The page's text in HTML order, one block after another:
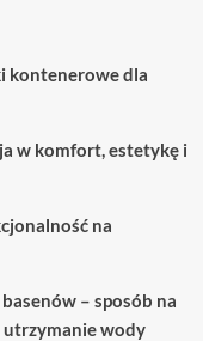
kontenerowe dla
w komfort, estetykę i
na
– sposób na
utrzymanie wody